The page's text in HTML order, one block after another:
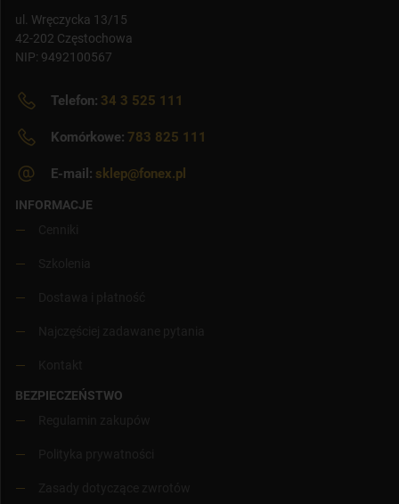
ul. Wręczycka 13/15
42-202 Częstochowa
NIP: 9492100567
Telefon: 34 3 525 111
Komórkowe: 783 825 111
E-mail: sklep@fonex.pl
INFORMACJE
BEZPIECZEŃSTWO